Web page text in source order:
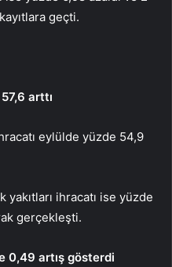
geçti.
arttı
eylülde yüzde 54,9
ihracatı ise yüzde
gerçekleşti.
0,49 artış gösterdi